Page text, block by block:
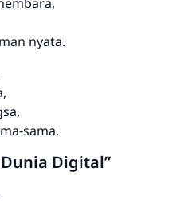
nyata.
sama.
Digital”